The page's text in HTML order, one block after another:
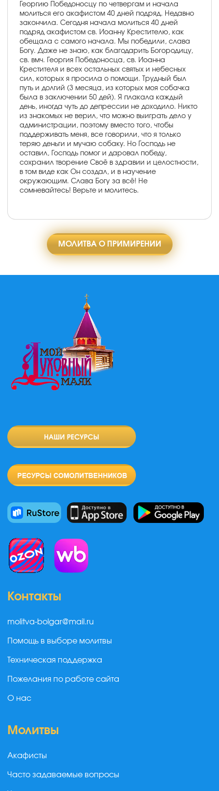
Георгию Победоносцу по четвергам и начала
молиться его акафистом 40 дней подряд. Недавно
закончила. Сегодня начала молиться 40 дней
подряд акафистом св. Иоанну Крестителю, как
обещала с самого начала. Мы победили, слава
Богу. Даже не знаю, как благодарить Богородицу,
св. вмч. Георгия Победоносца, св. Иоанна
Крестителя и всех остальных святых и небесных
сил, которых я просила о помощи. Трудный был
путь и долгий (3 месяца, из которых моя собачка
была в заключении 50 дей). Я плакала каждый
день, иногда чуть до депрессии не доходило. Никто
из знакомых не верил, что можно выиграть дело у
администрации, поэтому вместо того, чтобы
поддерживать меня, все говорили, что я только
теряю деньги и мучаю собаку. Но Господь не
оставил, Господь помог и даровал победу,
сохранил творение Своё в здравии и целостности,
в том виде как Он создал, и в научение
окружающим. Слава Богу за всё! Не
сомневайтесь! Верьте и молитесь.
МОЛИТВА О ПРИМИРЕНИИ
Контакты
molitva-bolgar@mail.ru
Помощь в выборе молитвы
Техническая поддержка
Пожелания по работе сайта
О нас
Молитвы
Акафисты
Часто задаваемые вопросы